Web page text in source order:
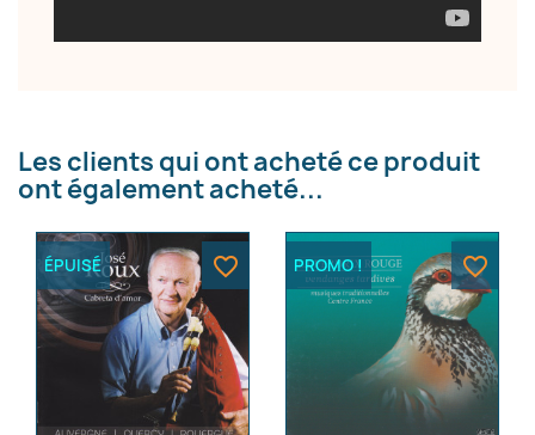
Les clients qui ont acheté ce produit
ont également acheté...
ÉPUISÉ favorite_border PROMO ! favorite_border
Créer une liste d'envies ×
Nom de la liste d'envies